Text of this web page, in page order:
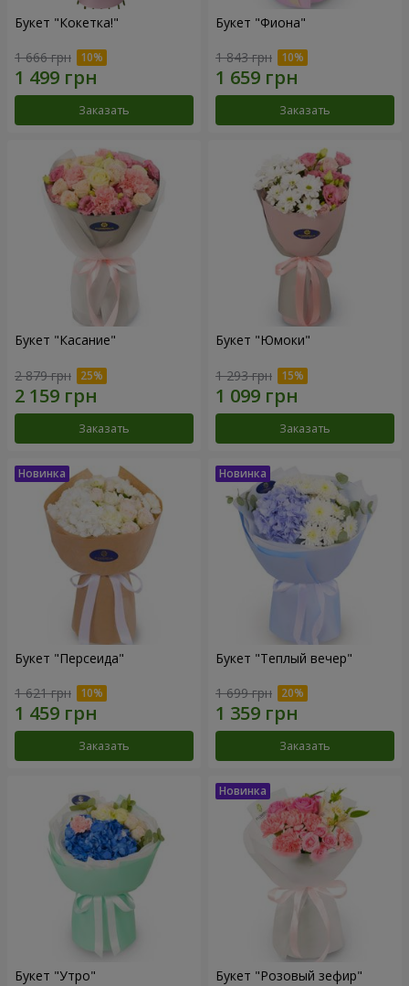
Букет "Кокетка!"
1 666 грн
Заказать
Букет "Фиона"
1 843 грн
Заказать
Букет "Касание"
2 879 грн
Заказать
Букет "Юмоки"
1 293 грн
Заказать
Букет "Персеида"
1 621 грн
Заказать
Букет "Теплый вечер"
1 699 грн
Заказать
Букет "Утро" Букет "Розовый зефир"